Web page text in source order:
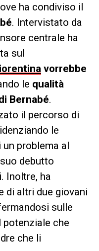
ha condiviso il
. Intervistato da
centrale ha
sul
vorrebbe
le qualità
Bernabé.
il percorso di
le
problema al
debutto
Inoltre, ha
di altri due giovani
sulle
che
che li